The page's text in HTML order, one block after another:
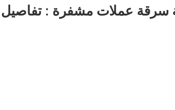
سرقة عملات مشفرة :